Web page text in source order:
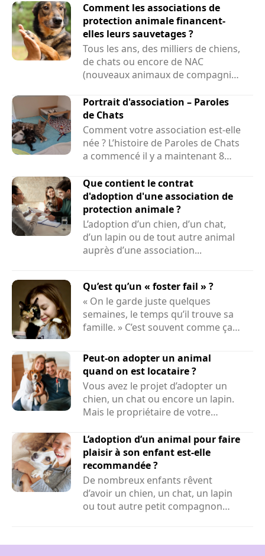
Comment les associations de
protection animale financent-
elles leurs sauvetages ?
Tous les ans, des milliers de chiens,
de chats ou encore de NAC
(nouveaux animaux de compagnie)
Portrait d'association – Paroles
de Chats
Comment votre association est-elle
née ? L’histoire de Paroles de Chats
a commencé il y a maintenant 8
Que contient le contrat
d'adoption d'une association de
protection animale ?
L’adoption d’un chien, d’un chat,
d’un lapin ou de tout autre animal
auprès d’une association...
Qu’est qu’un « foster fail » ?
« On le garde juste quelques
semaines, le temps qu’il trouve sa
famille. » C’est souvent comme ça
Peut-on adopter un animal
quand on est locataire ?
Vous avez le projet d’adopter un
chien, un chat ou encore un lapin.
Mais le propriétaire de votre
L’adoption d’un animal pour faire
plaisir à son enfant est-elle
recommandée ?
De nombreux enfants rêvent
d’avoir un chien, un chat, un lapin
ou tout autre petit compagnon